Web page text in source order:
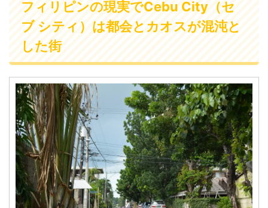
ブ シティ）は都会とカオスが混沌と
した街